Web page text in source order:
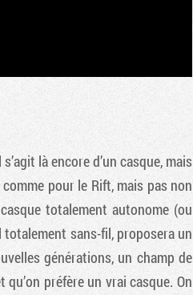
s’agit là encore d’un casque, mais
pour le Rift, mais pas non
totalement autonome (ou
totalement sans-fil, proposera un
générations, un champ de
préfère un vrai casque. On